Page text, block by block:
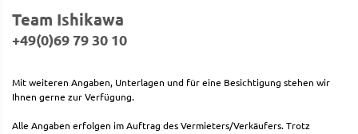
Team Ishikawa
+49(0)69 79 30 10
Mit weiteren Angaben, Unterlagen und für eine Besichtigung stehen wir
Ihnen gerne zur Verfügung.
Alle Angaben erfolgen im Auftrag des Vermieters/Verkäufers. Trotz